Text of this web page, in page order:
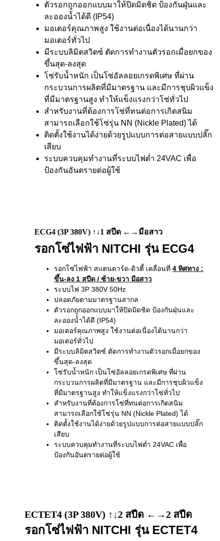
ตัวรอกถูกออกแบบมาให้ปิดมิดชิด ป้องกันฝุ่นและ
ละอองน้ำได้ดี (IP54)
มอเตอร์คุณภาพสูง ใช้งานต่อเนื่องได้นานกว่า
มอเตอร์ทั่วไป
มีระบบลิมิตสวิตซ์ ตัดการทำงานตัวรอกเมื่อยกของ
ขึ้นสุด-ลงสุด
โซ่รับน้ำหนัก เป็นโซ่อัลลอยเกรดพิเศษ ที่ผ่าน
กระบวนการผลิตที่มีมาตรฐาน และมีการชุบผิวแข็ง
ที่มีมาตรฐานสูง ทำให้แข็งแรงกว่าโซ่ทั่วไป
สำหรับงานที่ต้องการโซ่ที่ทนต่อการเกิดสนิม
สามารถเลือกใช้โซ่รุ่น NN (Nickle Plated) ได้
ติดตั้งใช้งานได้ง่ายด้วยรูปแบบการต่อสายแบบปลั๊ก
เสียบ
ระบบควบคุมทำงานที่ระบบไฟต่ำ 24VAC เพื่อ
ป้องกันอันตรายต่อผู้ใช้
ECG4 (3P 380V) ↑↓1 สปีด ←→มือสาว
รอกโซ่ไฟฟ้า NITCHI รุ่น ECG4
รอกโซ่ไฟฟ้า สแตนดาร์ด-ดิวตี้ เคลื่อนที่ 4 ทิศทาง :
ขึ้น-ลง 1 สปีด / ซ้าย-ขวา มือสาว
ระบบไฟ 3P 380V 50Hz
ปลอดภัยตามมาตรฐานสากล
ตัวรอกถูกออกแบบมาให้ปิดมิดชิด ป้องกันฝุ่นและ
ละอองน้ำได้ดี (IP54)
มอเตอร์คุณภาพสูง ใช้งานต่อเนื่องได้นานกว่า
มอเตอร์ทั่วไป
มีระบบลิมิตสวิตซ์ ตัดการทำงานตัวรอกเมื่อยกของ
ขึ้นสุด-ลงสุด
โซ่รับน้ำหนัก เป็นโซ่อัลลอยเกรดพิเศษ ที่ผ่าน
กระบวนการผลิตที่มีมาตรฐาน และมีการชุบผิวแข็ง
ที่มีมาตรฐานสูง ทำให้แข็งแรงกว่าโซ่ทั่วไป
สำหรับงานที่ต้องการโซ่ที่ทนต่อการเกิดสนิม
สามารถเลือกใช้โซ่รุ่น NN (Nickle Plated) ได้
ติดตั้งใช้งานได้ง่ายด้วยรูปแบบการต่อสายแบบปลั๊ก
เสียบ
ระบบควบคุมทำงานที่ระบบไฟต่ำ 24VAC เพื่อ
ป้องกันอันตรายต่อผู้ใช้
ECTET4 (3P 380V) ↑↓2 สปีด ←→2 สปีด
รอกโซ่ไฟฟ้า NITCHI รุ่น ECTET4